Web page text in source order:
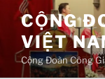
Aller
contenu
principal
CỘNG
VIỆT
Cộng Đoàn Công